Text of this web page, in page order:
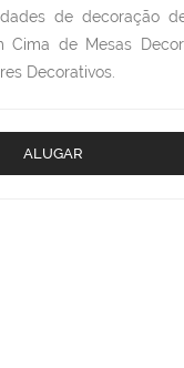
de decoração
Cima de Mesas
Decorativos.
ALUGAR